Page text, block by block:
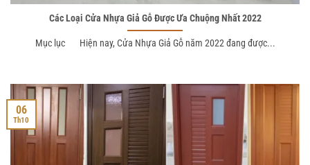
Các Loại Cửa Nhựa Giả Gỗ Được Ưa Chuộng Nhất 2022
Mục lục Hiện nay, Cửa Nhựa Giả Gỗ năm 2022 đang được...
06
Th10